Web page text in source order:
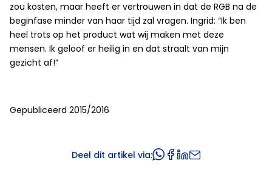
zou kosten, maar heeft er vertrouwen in dat de RGB na de
beginfase minder van haar tijd zal vragen. Ingrid: “Ik ben
heel trots op het product wat wij maken met deze
mensen. Ik geloof er heilig in en dat straalt van mijn
gezicht af!”
Gepubliceerd 2015/2016
Deel dit artikel via: